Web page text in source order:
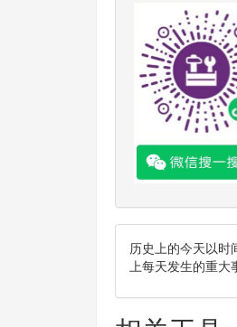
历史上的今天以时
上每天发生的重大